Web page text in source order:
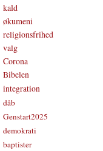
kald
økumeni
religionsfrihed
valg
Corona
Bibelen
integration
dåb
Genstart2025
demokrati
baptister